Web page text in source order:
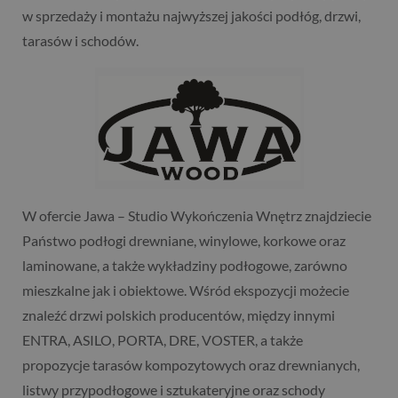
w sprzedaży i montażu najwyższej jakości podłóg, drzwi,
tarasów i schodów.
W ofercie Jawa – Studio Wykończenia Wnętrz znajdziecie
Państwo podłogi drewniane, winylowe, korkowe oraz
laminowane, a także wykładziny podłogowe, zarówno
mieszkalne jak i obiektowe. Wśród ekspozycji możecie
znaleźć drzwi polskich producentów, między innymi
ENTRA, ASILO, PORTA, DRE, VOSTER, a także
propozycje tarasów kompozytowych oraz drewnianych,
listwy przypodłogowe i sztukateryjne oraz schody